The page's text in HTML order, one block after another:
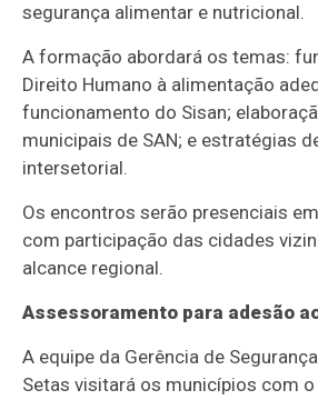
segurança alimentar e nutricional.
A formação abordará os temas:
Direito Humano à alimentação
funcionamento do Sisan;
municipais de SAN; e estratégias
intersetorial.
Os encontros serão presenciais
com participação das cidades
alcance regional.
Assessoramento para adesão
A equipe da Gerência de
Setas visitará os municípios com